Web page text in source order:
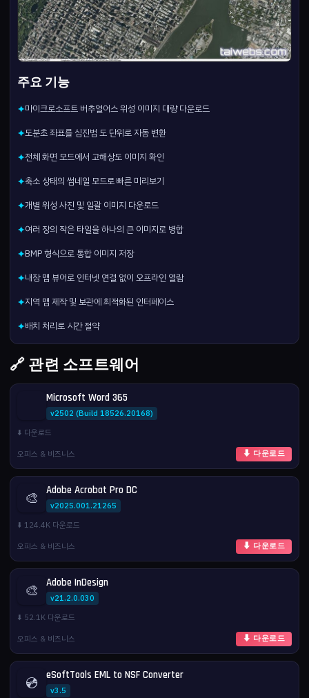
주요 기능
✦마이크로소프트 버추얼어스 위성 이미지 대량 다운로드
✦도분초 좌표를 십진법 도 단위로 자동 변환
✦전체 화면 모드에서 고해상도 이미지 확인
✦축소 상태의 썸네일 모드로 빠른 미리보기
✦개별 위성 사진 및 일괄 이미지 다운로드
✦여러 장의 작은 타일을 하나의 큰 이미지로 병합
✦BMP 형식으로 통합 이미지 저장
✦내장 맵 뷰어로 인터넷 연결 없이 오프라인 열람
✦지역 맵 제작 및 보관에 최적화된 인터페이스
✦배치 처리로 시간 절약
🔗 관련 소프트웨어
Microsoft Word 365
v2502 (Build 18526.20168)
⬇️ 다운로드
오피스 & 비즈니스
⬇ 다운로드
🎨 Adobe Acrobat Pro DC
v2025.001.21265
⬇️ 124.4K 다운로드
오피스 & 비즈니스
⬇ 다운로드
🎨 Adobe InDesign
v21.2.0.030
⬇️ 52.1K 다운로드
오피스 & 비즈니스
⬇ 다운로드
💿 eSoftTools EML to NSF Converter
v3.5